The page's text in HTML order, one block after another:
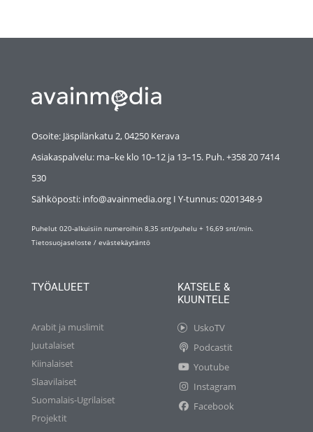
Osoite: Jäspilänkatu 2, 04250 Kerava
Asiakaspalvelu: ma–ke klo 10–12 ja 13–15. Puh. +358 20 7414
530
Sähköposti: info@avainmedia.org I Y-tunnus:0201348-9
Puhelut 020-alkuisiin numeroihin 8,35 snt/puhelu + 16,69 snt/min.
Tietosuojaseloste / evästekäytäntö
TYÖALUEET
Arabit ja muslimit
Juutalaiset
Kiinalaiset
Slaavilaiset
Suomalais-Ugrilaiset
Projektit
KATSELE &
KUUNTELE
UskoTV
Podcastit
Youtube
Instagram
Facebook